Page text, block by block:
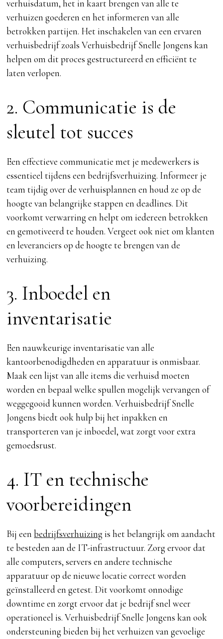
verhuisdatum, het in kaart brengen van alle te
verhuizen goederen en het informeren van alle
betrokken partijen. Het inschakelen van een ervaren
verhuisbedrijf zoals Verhuisbedrijf Snelle Jongens kan
helpen om dit proces gestructureerd en efficiënt te
laten verlopen.
2. Communicatie is de
sleutel tot succes
Een effectieve communicatie met je medewerkers is
essentieel tijdens een bedrijfsverhuizing. Informeer je
team tijdig over de verhuisplannen en houd ze op de
hoogte van belangrijke stappen en deadlines. Dit
voorkomt verwarring en helpt om iedereen betrokken
en gemotiveerd te houden. Vergeet ook niet om klanten
en leveranciers op de hoogte te brengen van de
verhuizing.
3. Inboedel en
inventarisatie
Een nauwkeurige inventarisatie van alle
kantoorbenodigdheden en apparatuur is onmisbaar.
Maak een lijst van alle items die verhuisd moeten
worden en bepaal welke spullen mogelijk vervangen of
weggegooid kunnen worden. Verhuisbedrijf Snelle
Jongens biedt ook hulp bij het inpakken en
transporteren van je inboedel, wat zorgt voor extra
gemoedsrust.
4. IT en technische
voorbereidingen
Bij eenbedrijfsverhuizing is het belangrijk om aandacht
te besteden aan de IT-infrastructuur. Zorg ervoor dat
alle computers, servers en andere technische
apparatuur op de nieuwe locatie correct worden
geïnstalleerd en getest. Dit voorkomt onnodige
downtime en zorgt ervoor dat je bedrijf snel weer
operationeel is. Verhuisbedrijf Snelle Jongens kan ook
ondersteuning bieden bij het verhuizen van gevoelige